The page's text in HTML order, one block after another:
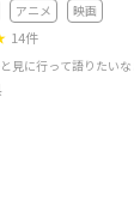
アニメ 映画
14件